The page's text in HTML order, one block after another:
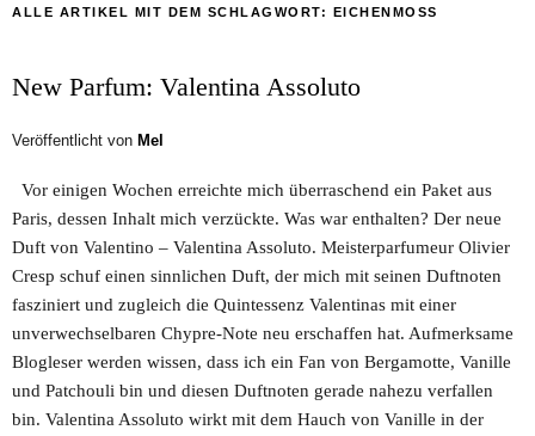
ALLE ARTIKEL MIT DEM SCHLAGWORT: EICHENMOSS
New Parfum: Valentina Assoluto
Veröffentlicht von Mel
Vor einigen Wochen erreichte mich überraschend ein Paket aus
Paris, dessen Inhalt mich verzückte. Was war enthalten? Der neue
Duft von Valentino – Valentina Assoluto. Meisterparfumeur Olivier
Cresp schuf einen sinnlichen Duft, der mich mit seinen Duftnoten
fasziniert und zugleich die Quintessenz Valentinas mit einer
unverwechselbaren Chypre-Note neu erschaffen hat. Aufmerksame
Blogleser werden wissen, dass ich ein Fan von Bergamotte, Vanille
und Patchouli bin und diesen Duftnoten gerade nahezu verfallen
bin. Valentina Assoluto wirkt mit dem Hauch von Vanille in der